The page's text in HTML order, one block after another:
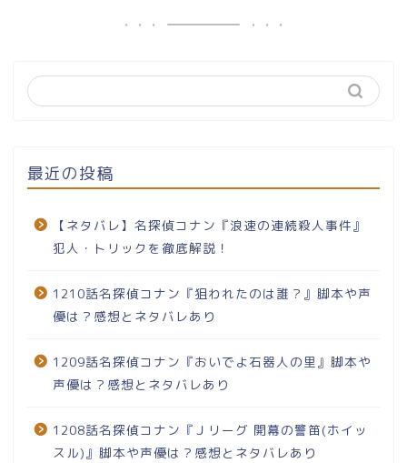
最近の投稿
【ネタバレ】名探偵コナン『浪速の連続殺人事件』
犯人・トリックを徹底解説！
1210話名探偵コナン『狙われたのは誰？』脚本や声
優は？感想とネタバレあり
1209話名探偵コナン『おいでよ石器人の里』脚本や
声優は？感想とネタバレあり
1208話名探偵コナン『Ｊリーグ 開幕の警笛(ホイッ
スル)』脚本や声優は？感想とネタバレあり